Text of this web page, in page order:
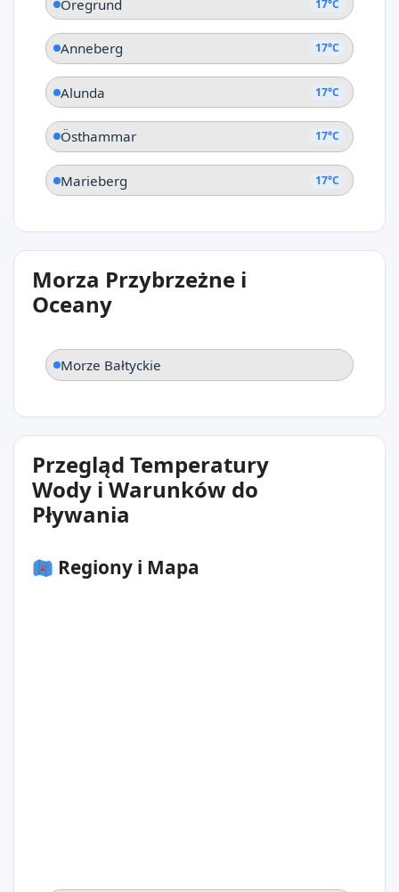
Öregrund 17°C
Anneberg 17°C
Alunda 17°C
Östhammar 17°C
Marieberg 17°C
Morza Przybrzeżne i
Oceany
Morze Bałtyckie
Przegląd Temperatury
Wody i Warunków do
Pływania
Regiony i Mapa